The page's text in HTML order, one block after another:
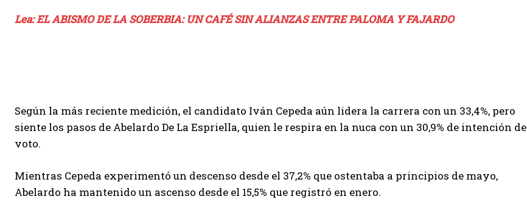
Lea: EL ABISMO DE LA SOBERBIA: UN CAFÉ SIN ALIANZAS ENTRE PALOMA Y FAJARDO
Según la más reciente medición, el candidato Iván Cepeda aún lidera la carrera con un 33,4%, pero
siente los pasos de Abelardo De La Espriella, quien le respira en la nuca con un 30,9% de intención de
voto.
Mientras Cepeda experimentó un descenso desde el 37,2% que ostentaba a principios de mayo,
Abelardo ha mantenido un ascenso desde el 15,5% que registró en enero.